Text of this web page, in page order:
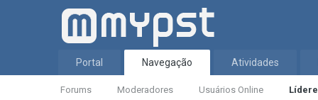
Portal Navegação
Forums Moderadores Usuários Online
Atividades